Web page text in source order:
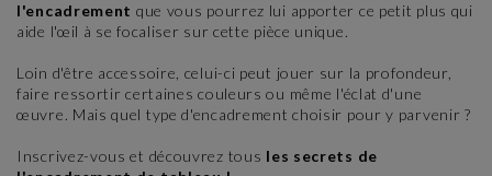
l'encadrement que vous pourrez lui apporter ce petit plus qui
aide l'œil à se focaliser sur cette pièce unique.
Loin d'être accessoire, celui-ci peut jouer sur la profondeur,
faire ressortir certaines couleurs ou même l'éclat d'une
œuvre. Mais quel type d'encadrement choisir pour y parvenir ?
Inscrivez-vous et découvrez tous les secrets de